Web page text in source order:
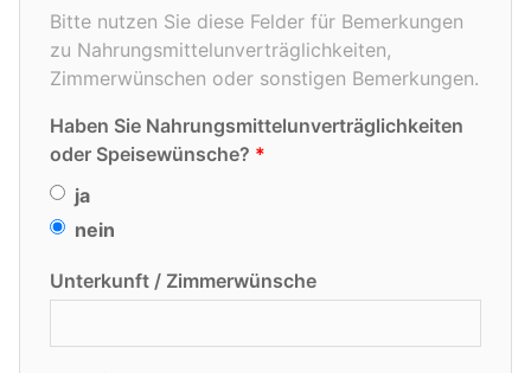
Bitte nutzen Sie diese Felder für Bemerkungen
zu Nahrungsmittelunverträglichkeiten,
Zimmerwünschen oder sonstigen Bemerkungen.
Haben Sie Nahrungsmittelunverträglichkeiten
oder Speisewünsche?
ja
nein
Unterkunft / Zimmerwünsche